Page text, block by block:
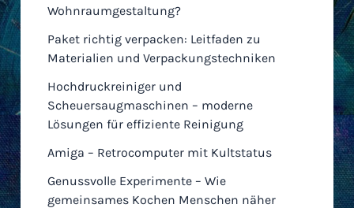
Wohnraumgestaltung?
Paket richtig verpacken: Leitfaden zu
Materialien und Verpackungstechniken
Hochdruckreiniger und
Scheuersaugmaschinen – moderne
Lösungen für effiziente Reinigung
Amiga – Retrocomputer mit Kultstatus
Genussvolle Experimente – Wie
gemeinsames Kochen Menschen näher